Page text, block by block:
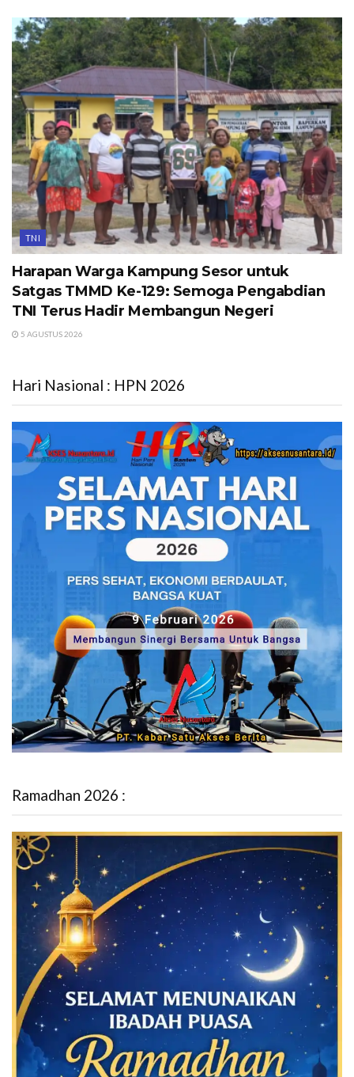
TNI
Harapan Warga Kampung Sesor untuk
Satgas TMMD Ke-129: Semoga Pengabdian
TNI Terus Hadir Membangun Negeri
5 AGUSTUS 2026
Hari Nasional : HPN 2026
Ramadhan 2026 :